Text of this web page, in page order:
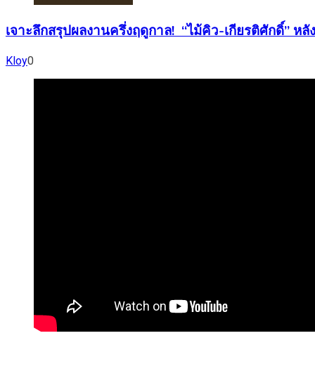
เจาะลึกสรุปผลงานครึ่งฤดูกาล! “ไม้คิว-เกียรติศักดิ์”
Kloy0